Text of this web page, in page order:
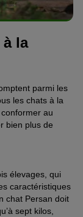
la
parmi les
les chats à la
au
bien plus de
élevages, qui
caractéristiques
chat Persan doit
sept kilos,